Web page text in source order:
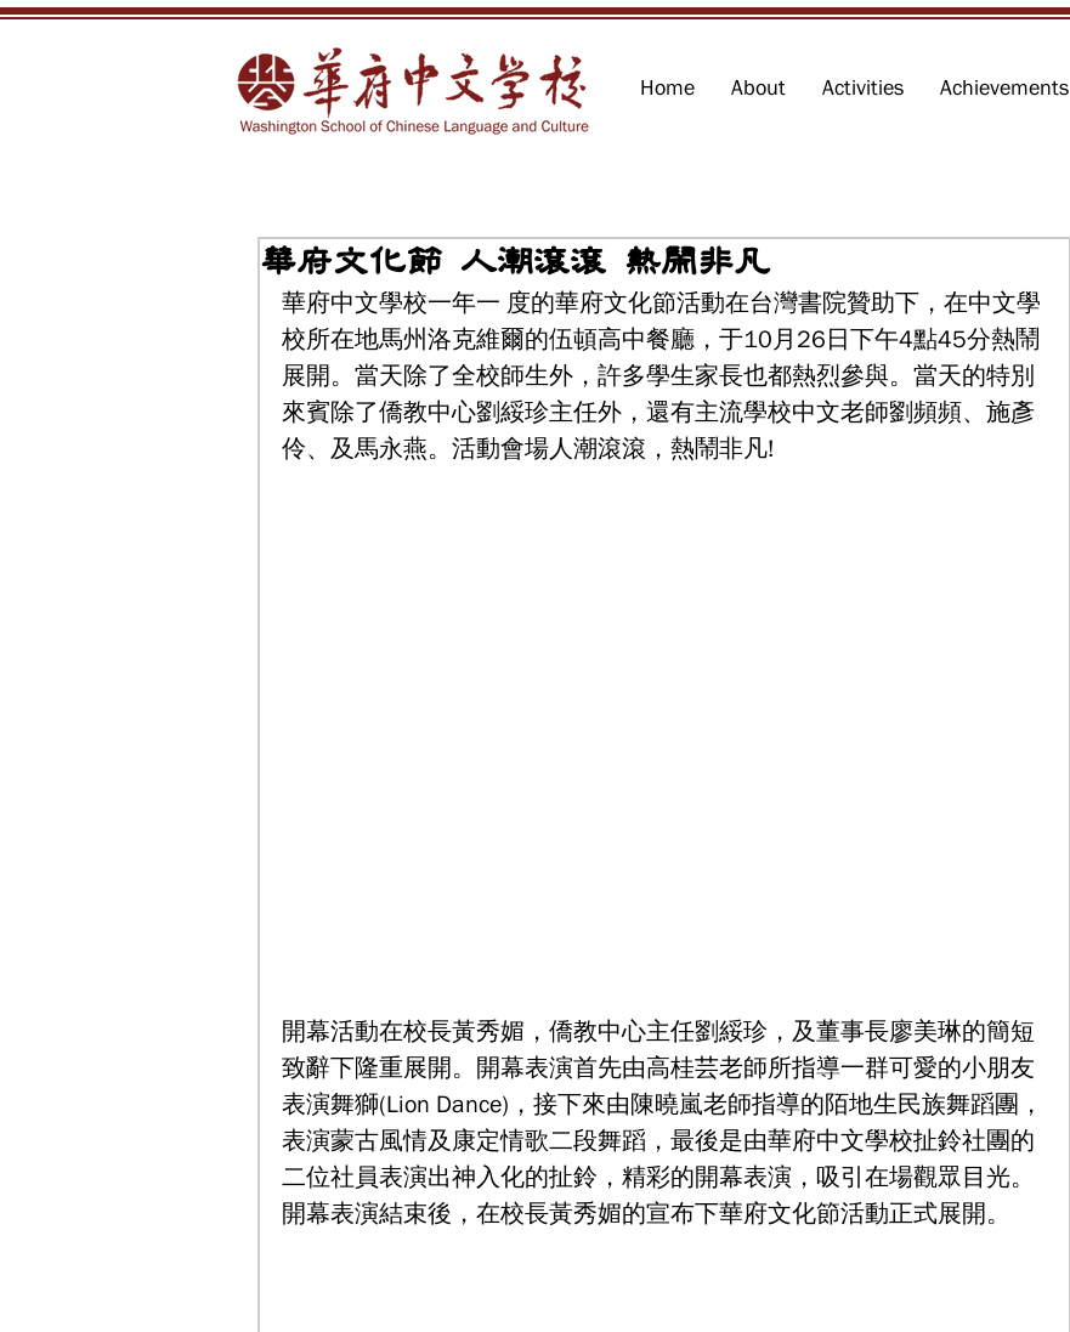
Home About Activities Achievements
華府文化節 人潮滾滾 熱鬧非凡
華府中文學校一年一 度的華府文化節活動在台灣書院贊助下，在中文學
校所在地馬州洛克維爾的伍頓高中餐廳，于10月26日下午4點45分熱鬧
展開。當天除了全校師生外，許多學生家長也都熱烈參與。當天的特別
來賓除了僑教中心劉綏珍主任外，還有主流學校中文老師劉頻頻、施彥
伶、及馬永燕。活動會場人潮滾滾，熱鬧非凡!
開幕活動在校長黃秀媚，僑教中心主任劉綏珍，及董事長廖美琳的簡短
致辭下隆重展開。開幕表演首先由高桂芸老師所指導一群可愛的小朋友
表演舞獅(Lion Dance)，接下來由陳曉嵐老師指導的陌地生民族舞蹈團，
表演蒙古風情及康定情歌二段舞蹈，最後是由華府中文學校扯鈴社團的
二位社員表演出神入化的扯鈴，精彩的開幕表演，吸引在場觀眾目光。
開幕表演結束後，在校長黃秀媚的宣布下華府文化節活動正式展開。